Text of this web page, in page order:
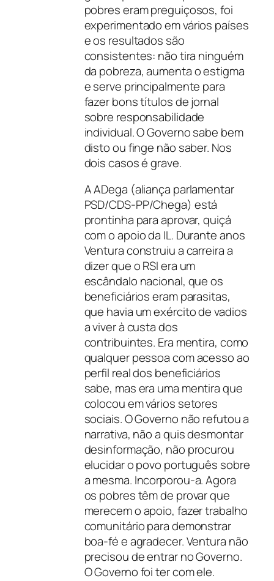
pobres eram preguiçosos, foi
experimentado em vários países
e os resultados são
consistentes: não tira ninguém
da pobreza, aumenta o estigma
e serve principalmente para
fazer bons títulos de jornal
sobre responsabilidade
individual. O Governo sabe bem
disto ou finge não saber. Nos
dois casos é grave.
A ADega (aliança parlamentar
PSD/CDS-PP/Chega) está
prontinha para aprovar, quiçá
com o apoio da IL. Durante anos
Ventura construiu a carreira a
dizer que o RSI era um
escândalo nacional, que os
beneficiários eram parasitas,
que havia um exército de vadios
a viver à custa dos
contribuintes. Era mentira, como
qualquer pessoa com acesso ao
perfil real dos beneficiários
sabe, mas era uma mentira que
colocou em vários setores
sociais. O Governo não refutou a
narrativa, não a quis desmontar
desinformação, não procurou
elucidar o povo português sobre
a mesma. Incorporou-a. Agora
os pobres têm de provar que
merecem o apoio, fazer trabalho
comunitário para demonstrar
boa-fé e agradecer. Ventura não
precisou de entrar no Governo.
O Governo foi ter com ele.